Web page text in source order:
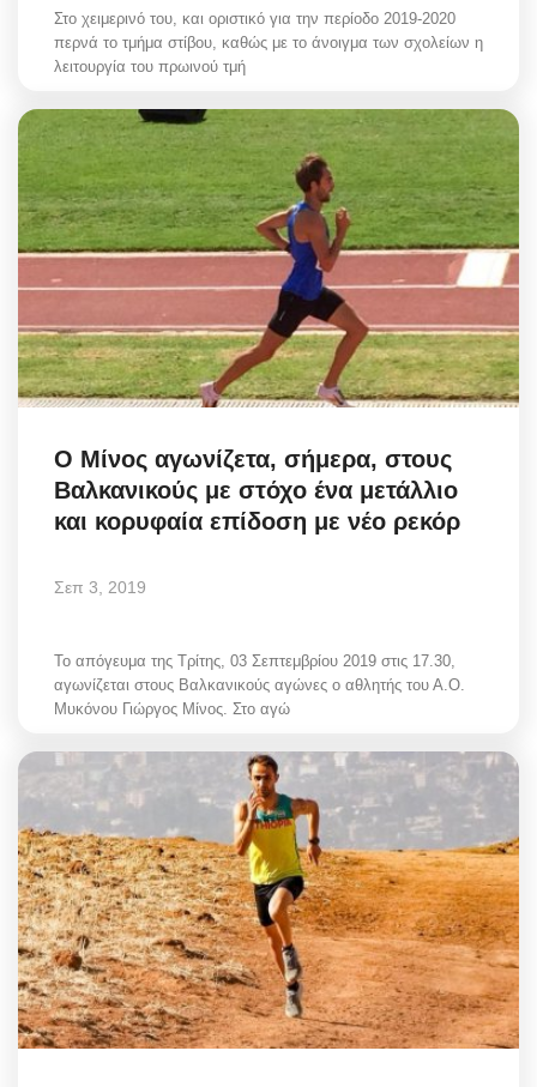
Στο χειμερινό του, και οριστικό για την περίοδο 2019-2020
περνά το τμήμα στίβου, καθώς με το άνοιγμα των σχολείων η
λειτουργία του πρωινού τμή
Ο Μίνος αγωνίζετα, σήμερα, στους
Βαλκανικούς με στόχο ένα μετάλλιο
και κορυφαία επίδοση με νέο ρεκόρ
Σεπ 3, 2019
Το απόγευμα της Τρίτης, 03 Σεπτεμβρίου 2019 στις 17.30,
αγωνίζεται στους Βαλκανικούς αγώνες ο αθλητής του Α.Ο.
Μυκόνου Γιώργος Μίνος. Στο αγώ